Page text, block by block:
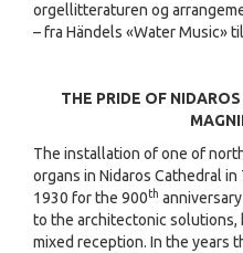
orgellitteraturen og
– fra Händels «Water Music»
THE PRIDE OF
The installation of one of
organs in Nidaros Cathedral
1930 for the 900th
to the architectonic solutions,
mixed reception. In the years